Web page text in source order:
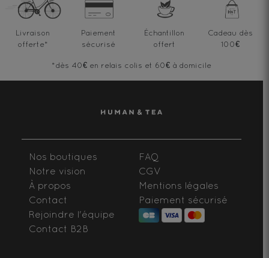
Livraison
offerte*
Paiement
sécurisé
Échantillon
offert
Cadeau dès
100€
*dès 40€ en relais colis et 60€ à domicile
Nos boutiques
Notre vision
À propos
Contact
Rejoindre l'équipe
Contact B2B
FAQ
CGV
Mentions légales
Paiement sécurisé